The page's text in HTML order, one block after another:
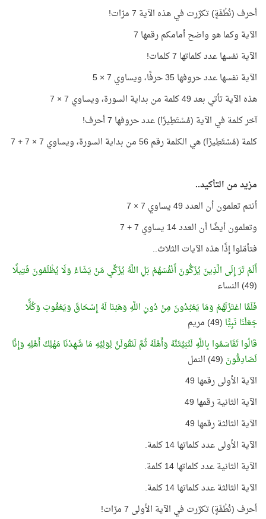
أحرف (نُطْفَةٍ) تكرّرت في هذه الآية 7 مرّات!
الآية وكما هو واضح أمامكم رقمها 7
الآية نفسها عدد كلماتها 7 كلمات!
الآية نفسها عدد حروفها 35 حرفًا، ويساوي 7 × 5
هذه الآية تأتي بعد 49 كلمة من بداية السورة، ويساوي 7 × 7
آخر كلمة في الآية (مُسْتَطِيرًا) عدد حروفها 7 أحرف!
كلمة (مُسْتَطِيرًا) هي الكلمة رقم 56 من بداية السورة، ويساوي 7 × 7 + 7
مزيد من التأكيد..
أنتم تعلمون أن العدد 49 يساوي 7 × 7
وتعلمون أيضًا أن العدد 14 يساوي 7 + 7
فتأمّلوا إذًا هذه الآيات الثلاث..
أَلَمْ تَرَ إِلَى الَّذِينَ يُزَكُّونَ أَنْفُسَهُمْ بَلِ اللَّهُ يُزَكِّي مَنْ يَشَاءُ وَلَا يُظْلَمُونَ فَتِيلًا
(49) النساء
فَلَمَّا اعْتَزَلَهُمْ وَمَا يَعْبُدُونَ مِنْ دُونِ اللَّهِ وَهَبْنَا لَهُ إِسْحَاقَ وَيَعْقُوبَ وَكُلًّا
جَعَلْنَا نَبِيًّا (49) مريم
قَالُوا تَقَاسَمُوا بِاللَّهِ لَنُبَيِّتَنَّهُ وَأَهْلَهُ ثُمَّ لَنَقُولَنَّ لِوَلِيِّهِ مَا شَهِدْنَا مَهْلِكَ أَهْلِهِ وَإِنَّا
لَصَادِقُونَ (49) النمل
الآية الأولى رقمها 49
الآية الثانية رقمها 49
الآية الثالثة رقمها 49
الآية الأولى عدد كلماتها 14 كلمة.
الآية الثانية عدد كلماتها 14 كلمة.
الآية الثالثة عدد كلماتها 14 كلمة.
أحرف (نُطْفَةٍ) تكرّرت في الآية الأولى 7 مرّات!